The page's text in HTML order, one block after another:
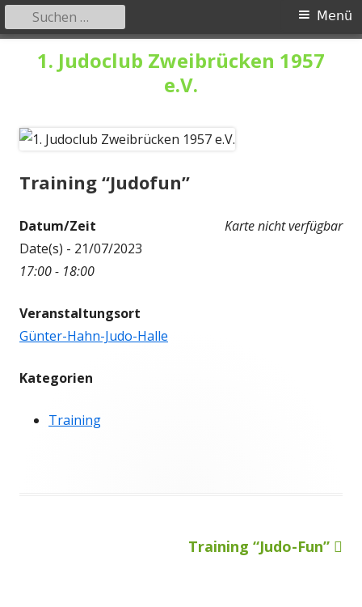
1. Judoclub Zweibrücken 1957
e.V.
Primäres
Menü
Menü
Suchen
nach:
Training “Judofun”
Karte nicht verfügbar
Datum/Zeit
Date(s) - 21/07/2023
17:00 - 18:00
Veranstaltungsort
Günter-Hahn-Judo-Halle
Kategorien
Training
BeitragsnavigationNächster
Training “Judo-Fun”